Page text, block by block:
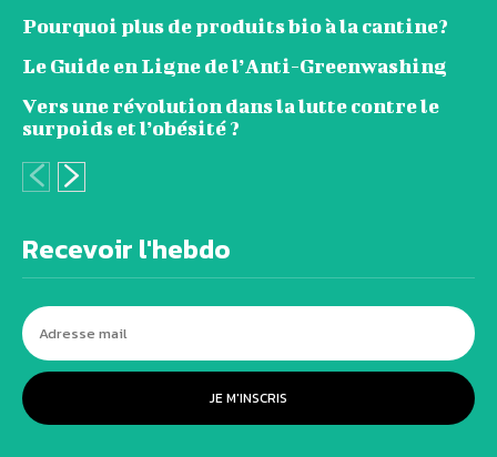
Pourquoi plus de produits bio à la cantine?
Le Guide en Ligne de l’Anti-Greenwashing
Vers une révolution dans la lutte contre le
surpoids et l’obésité ?
Recevoir l'hebdo
JE M'INSCRIS